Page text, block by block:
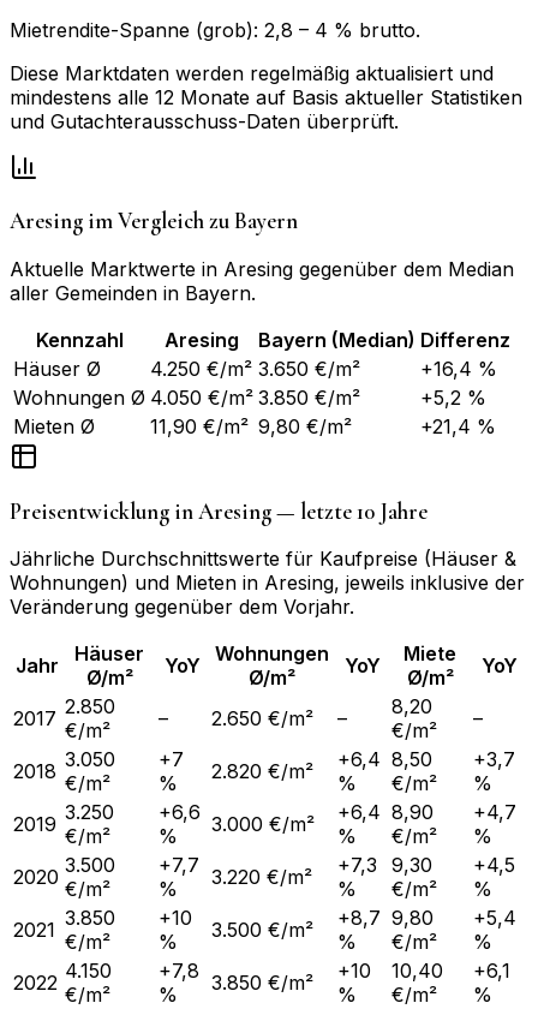
Mietrendite-Spanne (grob): 2,8 – 4 % brutto.
Diese Marktdaten werden regelmäßig aktualisiert und
mindestens alle 12 Monate auf Basis aktueller Statistiken
und Gutachterausschuss-Daten überprüft.
Aresing im Vergleich zuBayern
Aktuelle Marktwerte in Aresing gegenüber dem Median
aller Gemeinden in Bayern.
Kennzahl
Aresing Bayern (Median) Differenz
Häuser Ø
4.250 €/m² 3.650 €/m²
+16,4 %
Wohnungen Ø 4.050 €/m² 3.850 €/m²
+5,2 %
Mieten Ø
11,90 €/m² 9,80 €/m² +21,4 %
Preisentwicklung inAresing— letzte 10 Jahre
Jährliche Durchschnittswerte für Kaufpreise (Häuser &
Wohnungen) und Mieten in Aresing, jeweils inklusive der
Veränderung gegenüber dem Vorjahr.
Jahr
Häuser
Ø/m²
YoY
Wohnungen
Ø/m²
YoY
Miete
Ø/m²
YoY
2017 2.850
€/m²
– 2.650 €/m² –
8,20
€/m²
–
2018 3.050
€/m²
+7
%
2.820 €/m²
+6,4
%
8,50
€/m²
+3,7
%
2019 3.250
€/m²
+6,6
%
3.000 €/m²
+6,4
%
8,90
€/m²
+4,7
%
2020 3.500
€/m²
+7,7
%
3.220 €/m²
+7,3
%
9,30
€/m²
+4,5
%
2021 3.850
€/m²
+10
%
3.500 €/m²
+8,7
%
9,80
€/m²
+5,4
%
2022 4.150
€/m²
+7,8
%
3.850 €/m²
+10
%
10,40
€/m²
+6,1
%